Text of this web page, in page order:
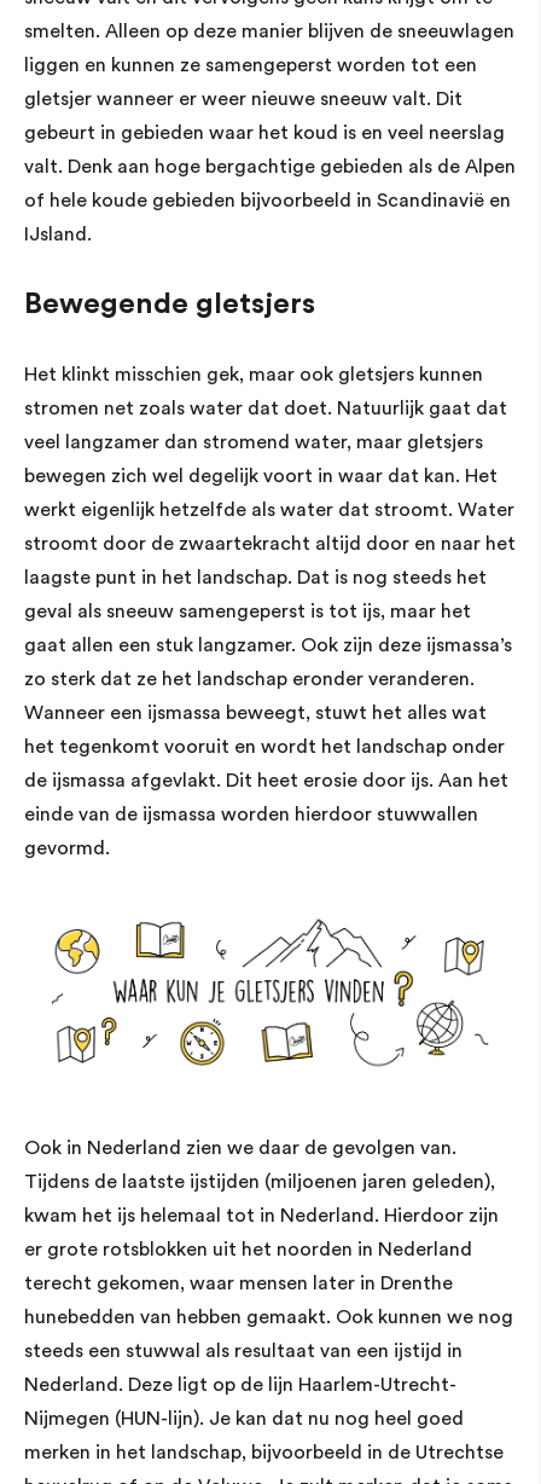
smelten. Alleen op deze manier blijven de sneeuwlagen
liggen en kunnen ze samengeperst worden tot een
gletsjer wanneer er weer nieuwe sneeuw valt. Dit
gebeurt in gebieden waar het koud is en veel neerslag
valt. Denk aan hoge bergachtige gebieden als de Alpen
of hele koude gebieden bijvoorbeeld in Scandinavië en
IJsland.
Bewegende gletsjers
Het klinkt misschien gek, maar ook gletsjers kunnen
stromen net zoals water dat doet. Natuurlijk gaat dat
veel langzamer dan stromend water, maar gletsjers
bewegen zich wel degelijk voort in waar dat kan. Het
werkt eigenlijk hetzelfde als water dat stroomt. Water
stroomt door de zwaartekracht altijd door en naar het
laagste punt in het landschap. Dat is nog steeds het
geval als sneeuw samengeperst is tot ijs, maar het
gaat allen een stuk langzamer. Ook zijn deze ijsmassa’s
zo sterk dat ze het landschap eronder veranderen.
Wanneer een ijsmassa beweegt, stuwt het alles wat
het tegenkomt vooruit en wordt het landschap onder
de ijsmassa afgevlakt. Dit heet erosie door ijs. Aan het
einde van de ijsmassa worden hierdoor stuwwallen
gevormd.
Ook in Nederland zien we daar de gevolgen van.
Tijdens de laatste ijstijden (miljoenen jaren geleden),
kwam het ijs helemaal tot in Nederland. Hierdoor zijn
er grote rotsblokken uit het noorden in Nederland
terecht gekomen, waar mensen later in Drenthe
hunebedden van hebben gemaakt. Ook kunnen we nog
steeds een stuwwal als resultaat van een ijstijd in
Nederland. Deze ligt op de lijn Haarlem-Utrecht-
Nijmegen (HUN-lijn). Je kan dat nu nog heel goed
merken in het landschap, bijvoorbeeld in de Utrechtse